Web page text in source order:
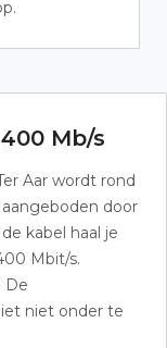
Mb/s
Aar wordt rond
door
kabel haal je
Mbit/s.
De
niet onder te